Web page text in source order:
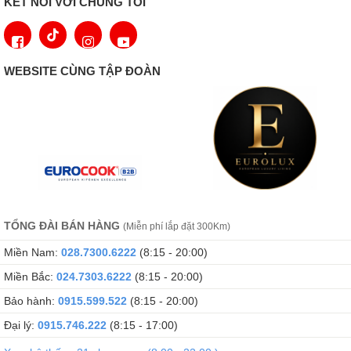
hợp (như nướng gà hay thịt bò), nhập trọng lượng; thiết bị sẽ tự
động thiết lập nhiệt độ và thời gian nướng phù hợp giúp bạn đạt
được kết quả hoàn hảo 100% cho dù đó là món nướng, thịt hay
cá.
Chế độ làm sạch tự động EcoClean
Lò nướng Bosch HBA5570S0Bloại bỏ vết bám thức ăn, dầu
mỡ hiệu quả; giảm bớt thời gian làm sạch lò nướng đã từng là
“nỗi ám ảnh” cùa không ít người sử dụng.
WEBSITE CÙNG TẬP ĐOÀN
TỔNG ĐÀI BÁN HÀNG (Miễn phí lắp đặt 300Km)
Miền Nam: 028.7300.6222 (8:15 - 20:00)
Miền Bắc: 024.7303.6222 (8:15 - 20:00)
Bảo hành: 0915.599.522 (8:15 - 20:00)
Đại lý: 0915.746.222 (8:15 - 17:00)